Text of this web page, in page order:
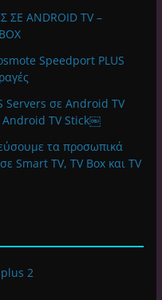
ΣΕ ANDROID TV –
Speedport PLUS
Servers σε Android TV
Android TV Stick￼
τα προσωπικά
Smart TV, TV Box και TV
2